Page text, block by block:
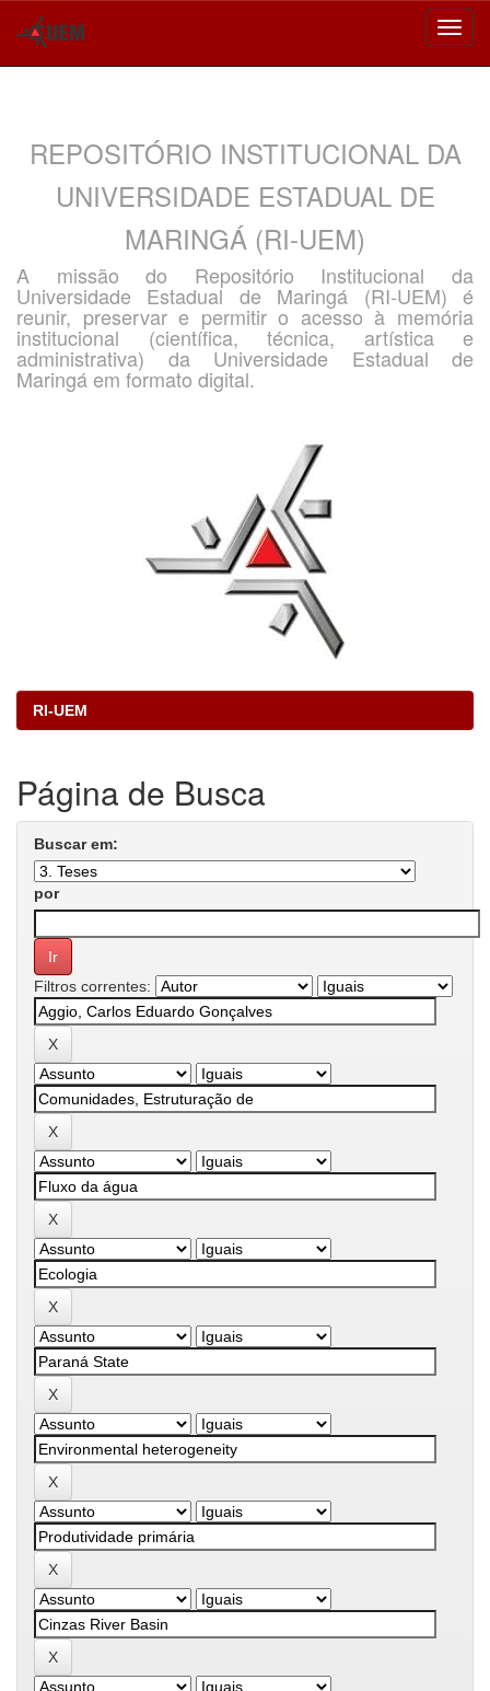
REPOSITÓRIO INSTITUCIONAL DA
UNIVERSIDADE ESTADUAL DE
MARINGÁ (RI-UEM)
A missão do Repositório Institucional da
Universidade Estadual de Maringá (RI-UEM) é
reunir, preservar e permitir o acesso à memória
institucional (científica, técnica, artística e
administrativa) da Universidade Estadual de
Maringá em formato digital.
RI-UEM
Página de Busca
Buscar em:
por
Filtros correntes: